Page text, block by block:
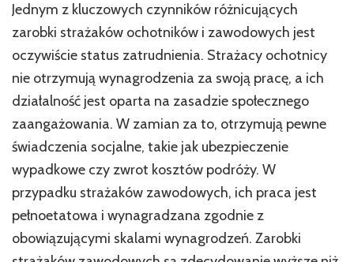
Jednym z kluczowych czynników różnicujących
zarobki strażaków ochotników i zawodowych jest
oczywiście status zatrudnienia. Strażacy ochotnicy
nie otrzymują wynagrodzenia za swoją pracę, a ich
działalność jest oparta na zasadzie społecznego
zaangażowania. W zamian za to, otrzymują pewne
świadczenia socjalne, takie jak ubezpieczenie
wypadkowe czy zwrot kosztów podróży. W
przypadku strażaków zawodowych, ich praca jest
pełnoetatowa i wynagradzana zgodnie z
obowiązującymi skalami wynagrodzeń. Zarobki